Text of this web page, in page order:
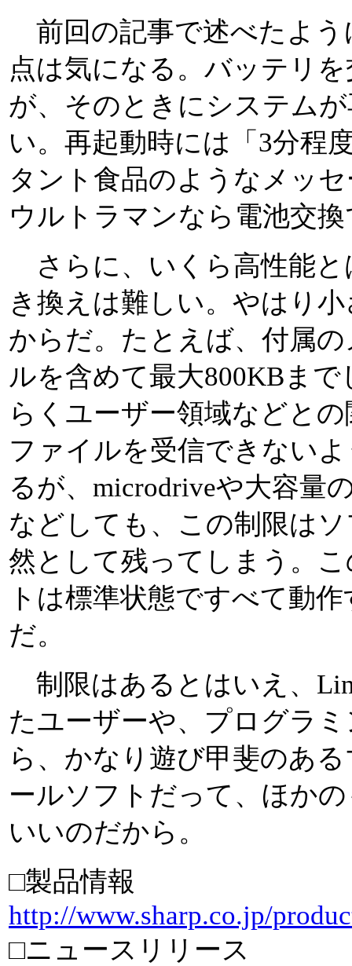
前回の記事で述べたよう
点は気になる。バッテリ
が、そのときにシステム
い。再起動時には「3分程
タント食品のようなメッ
ウルトラマンなら電池交
さらに、いくら高性能と
き換えは難しい。やはり
からだ。たとえば、付属
ルを含めて最大800KBま
らくユーザー領域などと
ファイルを受信できない
るが、microdriveや大容量
などしても、この制限は
然として残ってしまう。
トは標準状態ですべて動
だ。
制限はあるとはいえ、
たユーザーや、プログラ
ら、かなり遊び甲斐のあ
ールソフトだって、ほか
いいのだから。
□製品情報
http://www.sharp.co.jp/
□ニュースリリース